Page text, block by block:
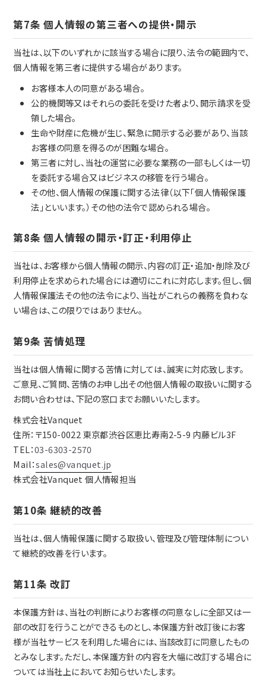
第7条 個人情報の第三者への提供・開示
当社は、以下のいずれかに該当する場合に限り、法令の範囲内で、
個人情報を第三者に提供する場合があります。
お客様本人の同意がある場合。
公的機関等又はそれらの委託を受けた者より、開示請求を受
領した場合。
生命や財産に危機が生じ、緊急に開示する必要があり、当該
お客様の同意を得るのが困難な場合。
第三者に対し、当社の運営に必要な業務の一部もしくは一切
を委託する場合又はビジネスの移管を行う場合。
その他、個人情報の保護に関する法律（以下「個人情報保護
法」といいます。）その他の法令で認められる場合。
第8条 個人情報の開示・訂正・利用停止
当社は、お客様から個人情報の開示、内容の訂正・追加・削除及び
利用停止を求められた場合には適切にこれに対応します。但し、個
人情報保護法その他の法令により、当社がこれらの義務を負わな
い場合は、この限りではありません。
第9条 苦情処理
当社は個人情報に関する苦情に対しては、誠実に対応致します。
ご意見、ご質問、苦情のお申し出その他個人情報の取扱いに関する
お問い合わせは、下記の窓口までお願いいたします。
株式会社Vanquet
住所：〒150-0022 東京都渋谷区恵比寿南2-5-9 内藤ビル3F
TEL：03-6303-2570
Mail：sales@vanquet.jp
株式会社Vanquet 個人情報担当
第10条 継続的改善
当社は、個人情報保護に関する取扱い、管理及び管理体制につい
て継続的改善を行います。
第11条 改訂
本保護方針は、当社の判断によりお客様の同意なしに全部又は一
部の改訂を行うことができるものとし、本保護方針改訂後にお客
様が当社サービスを利用した場合には、当該改訂に同意したもの
とみなします。ただし、本保護方針の内容を大幅に改訂する場合に
ついては当社上においてお知らせいたします。